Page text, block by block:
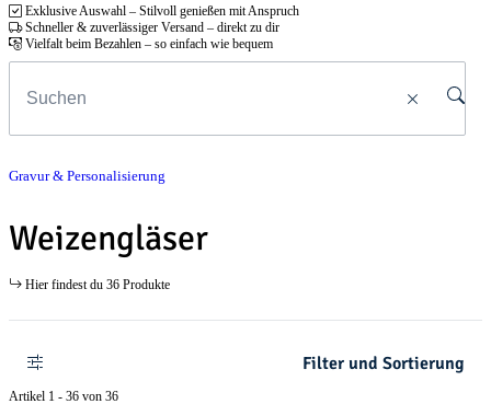
Exklusive Auswahl – Stilvoll genießen mit Anspruch
Schneller & zuverlässiger Versand – direkt zu dir
Vielfalt beim Bezahlen – so einfach wie bequem
Gravur & Personalisierung
Weizengläser
Hier findest du 36 Produkte
Filter und Sortierung
Artikel 1 - 36 von 36